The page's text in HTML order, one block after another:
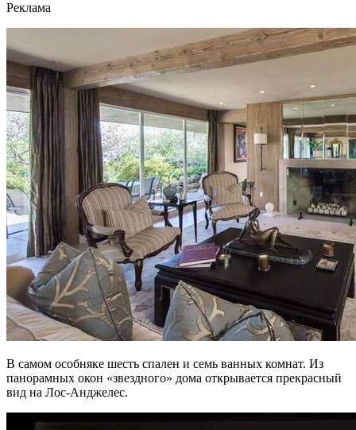
Реклама
В самом особняке шесть спален и семь ванных комнат. Из
панорамных окон «звездного» дома открывается прекрасный
вид на Лос-Анджелес.